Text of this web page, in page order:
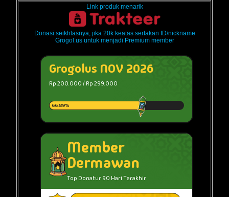
Link produk menarik
Donasi seikhlasnya, jika 20k keatas sertakan ID/nickname
Grogol.us untuk menjadi Premium member